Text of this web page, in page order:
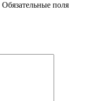
Обязательные поля